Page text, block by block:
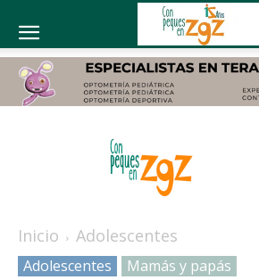
en
Zaragoza
Inicio Adolescentes
Adolescentes Mamás y papás